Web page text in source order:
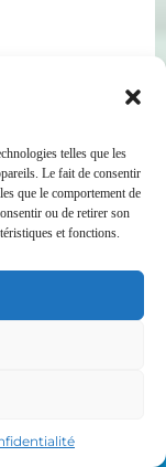
telles que les
Le fait de consentir
que le comportement de
ou de retirer son
et fonctions.
;
;
univers et
de
de